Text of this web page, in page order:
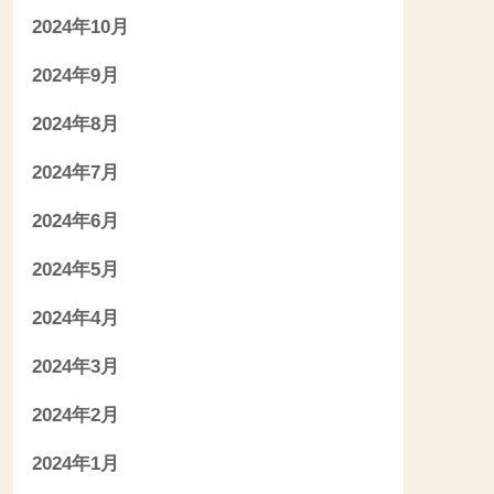
2024年10月
2024年9月
2024年8月
2024年7月
2024年6月
2024年5月
2024年4月
2024年3月
2024年2月
2024年1月